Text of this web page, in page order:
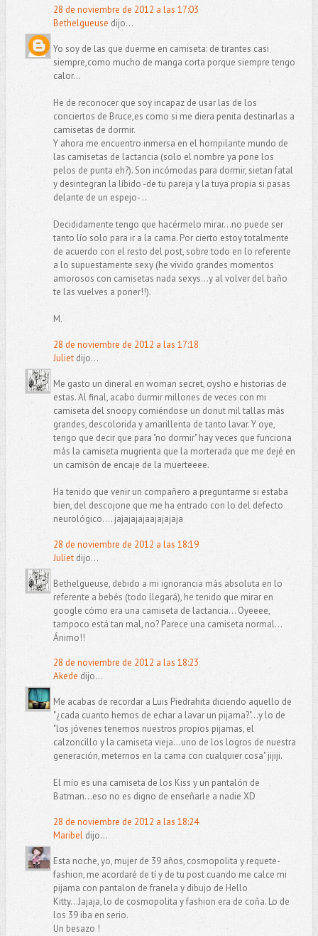
28 de noviembre de 2012 a las 17:03
Bethelgueuse dijo...
Yo soy de las que duerme en camiseta: de tirantes casi
siempre,como mucho de manga corta porque siempre tengo
calor...
He de reconocer que soy incapaz de usar las de los
conciertos de Bruce,es como si me diera penita destinarlas a
camisetas de dormir.
Y ahora me encuentro inmersa en el horripilante mundo de
las camisetas de lactancia (solo el nombre ya pone los
pelos de punta eh?). Son incómodas para dormir, sietan fatal
y desintegran la líbido -de tu pareja y la tuya propia si pasas
delante de un espejo- ..
Decididamente tengo que hacérmelo mirar...no puede ser
tanto lío solo para ir a la cama. Por cierto estoy totalmente
de acuerdo con el resto del post, sobre todo en lo referente
a lo supuestamente sexy (he vivido grandes momentos
amorosos con camisetas nada sexys...y al volver del baño
te las vuelves a poner!!).
M.
28 de noviembre de 2012 a las 17:18
Julietdijo...
Me gasto un dineral en woman secret, oysho e historias de
estas. Al final, acabo durmir millones de veces con mi
camiseta del snoopy comiéndose un donut mil tallas más
grandes, descolorida y amarillenta de tanto lavar. Y oye,
tengo que decir que para "no dormir" hay veces que funciona
más la camiseta mugrienta que la morterada que me dejé en
un camisón de encaje de la muerteeee.
Ha tenido que venir un compañero a preguntarme si estaba
bien, del descojone que me ha entrado con lo del defecto
neurológico.... jajajajajaajajajaja
28 de noviembre de 2012 a las 18:19
Julietdijo...
Bethelgueuse, debido a mi ignorancia más absoluta en lo
referente a bebés (todo llegará), he tenido que mirar en
google cómo era una camiseta de lactancia... Oyeeee,
tampoco está tan mal, no? Parece una camiseta normal...
Ánimo!!
28 de noviembre de 2012 a las 18:23
Akede dijo...
Me acabas de recordar a Luis Piedrahita diciendo aquello de
"¿cada cuanto hemos de echar a lavar un pijama?"...y lo de
"los jóvenes tenemos nuestros propios pijamas, el
calzoncillo y la camiseta vieja...uno de los logros de nuestra
generación, meternos en la cama con cualquier cosa" jijiji.
El mío es una camiseta de los Kiss y un pantalón de
Batman...eso no es digno de enseñarle a nadie XD
28 de noviembre de 2012 a las 18:24
Maribeldijo...
Esta noche, yo, mujer de 39 años, cosmopolita y requete-
fashion, me acordaré de tí y de tu post cuando me calce mi
pijama con pantalon de franela y dibujo de Hello
Kitty...Jajaja, lo de cosmopolita y fashion era de coña. Lo de
los 39 iba en serio.
Un besazo !